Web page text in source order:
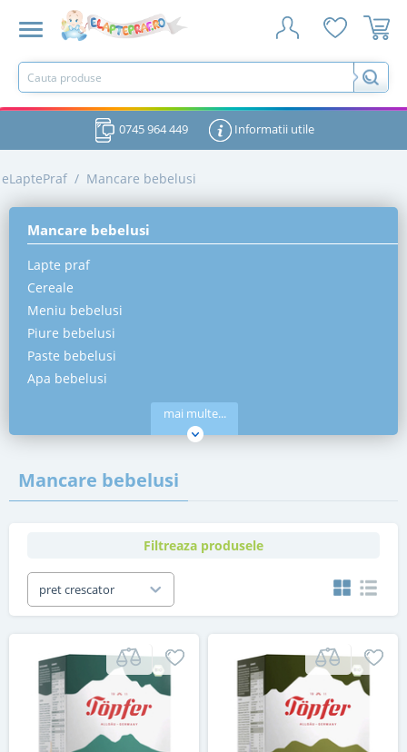
0745 964 449 Informatii utile
eLaptePraf / Mancare bebelusi
Mancare bebelusi
Lapte praf
Cereale
Meniu bebelusi
Piure bebelusi
Paste bebelusi
Apa bebelusi
mai multe...
Mancare bebelusi
Filtreaza produsele
pret crescator